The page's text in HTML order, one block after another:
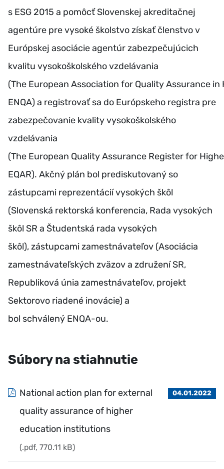
s ESG 2015 a pomôcť Slovenskej akreditačnej
agentúre pre vysoké školstvo získať členstvo v
Európskej asociácie agentúr zabezpečujúcich
kvalitu vysokoškolského vzdelávania
(The European Association for Quality Assurance
ENQA) a registrovať sa do Európskeho registra pre
zabezpečovanie kvality vysokoškolského
vzdelávania
(The European Quality Assurance Register for
EQAR). Akčný plán bol prediskutovaný so
zástupcami reprezentácií vysokých škôl
(Slovenská rektorská konferencia, Rada vysokých
škôl SR a Študentská rada vysokých
škôl), zástupcami zamestnávateľov (Asociácia
zamestnávateľských zväzov a združení SR,
Republiková únia zamestnávateľov, projekt
Sektorovo riadené inovácie) a
bol schválený ENQA-ou.
Súbory na stiahnutie
National action plan for external
quality assurance of higher
education institutions
(.pdf, 770.11 kB)
04.01.2022